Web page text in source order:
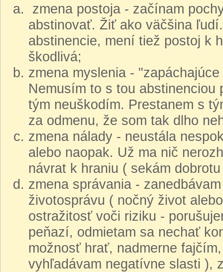
zmena postoja - začínam
abstinovať. Žiť ako väčšina
abstinencie, mení tiež postoj k
škodlivá;
zmena myslenia -
Nemusím to s tou
tým neuškodím. Prestanem s
za odmenu, že som tak dlho
zmena nálady - neustála
alebo naopak. Už ma nič
návrat k hraniu ( sekám
zmena správania -
životosprávu ( nočný život
ostražitosť voči riziku -
peňazí, odmietam sa nechať
možnosť hrať, nadmerne
vyhľadávam negatívne slasti ),